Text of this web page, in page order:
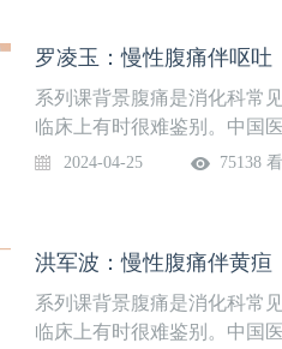
慢性腹痛的病因，帮助大家
列课隔周周四更新，欢迎关
罗凌玉：慢性腹痛伴呕吐
系列课背景腹痛是消化科常
临床上有时很难鉴别。中国
属医院消化科团队，策划了
期讲题慢性腹痛伴呕吐授课
主任上线时间4月25日（周四
2024-04-25 75138
洪军波：慢性腹痛伴黄疸
系列课背景腹痛是消化科常
临床上有时很难鉴别。中国